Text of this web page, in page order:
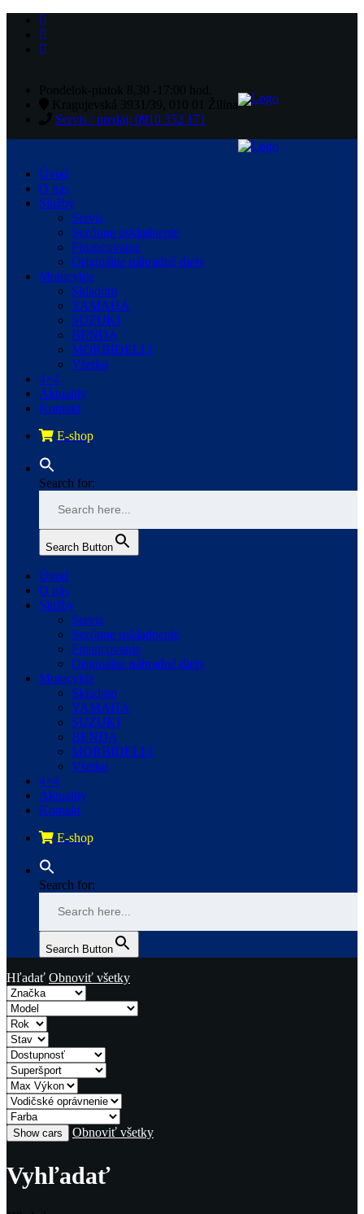
Servis / predaj: 0910 352 171
Úvod
O nás
Služby
Servis
Sezónne uskladnenie
Financovanie
Originálne náhradné diely
Motocykle
Skladom
YAMAHA
SUZUKI
BENDA
MORBIDELLI
Všetko
4×4
Aktuality
Kontakt
E-shop
Search for:
Search Button
Úvod
O nás
Služby
Servis
Sezónne uskladnenie
Financovanie
Originálne náhradné diely
Motocykle
Skladom
YAMAHA
SUZUKI
BENDA
MORBIDELLI
Všetko
4×4
Aktuality
Kontakt
E-shop
Search for:
Search Button
Hľadať Obnoviť všetky
Obnoviť všetky
Vyhľadať